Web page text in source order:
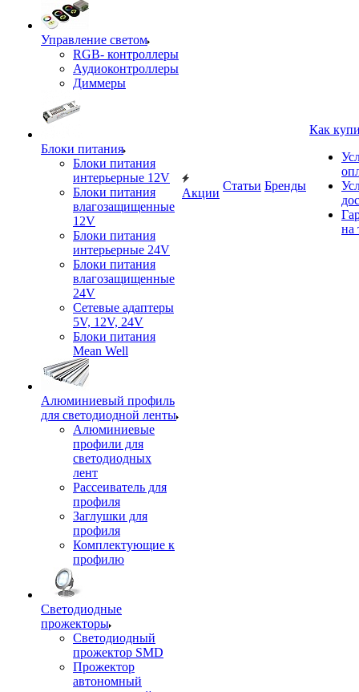
Управление светом
RGB- контроллеры
Аудиоконтроллеры
Диммеры
Блоки питания
Блоки питания
интерьерные 12V
Блоки питания
влагозащищенные
12V
Блоки питания
интерьерные 24V
Блоки питания
влагозащищенные
24V
Сетевые адаптеры
5V, 12V, 24V
Блоки питания
Mean Well
Алюминиевый профиль
для светодиодной ленты
Алюминиевые
профили для
светодиодных
лент
Рассеиватель для
профиля
Заглушки для
профиля
Комплектующие к
профилю
Светодиодные
прожекторы
Светодиодный
прожектор SMD
Прожектор
автономный
Акции
Статьи Бренды
Как
на